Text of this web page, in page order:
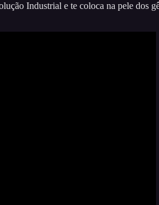
Industrial e te coloca na pele